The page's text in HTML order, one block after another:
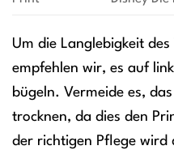
Um die Langlebigkeit
empfehlen wir, es auf
bügeln. Vermeide es,
trocknen, da dies den
der richtigen Pflege wird